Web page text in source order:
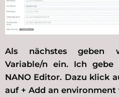
Als nächstes geben
Variable/n ein. Ich
NANO Editor. Dazu klick
auf + Add an environment